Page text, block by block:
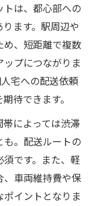
ップ成功談
選びとは
しない仕事選
徴まとめ
入条件ポイン
選定基準
の働き方比較
づく実践法
は、都心部への
ます。駅周辺や
め、短距離で複数
プにつながりま
宅への配送依頼
待できます。
によっては渋滞
。配送ルートの
です。また、軽
、車両維持費や保
イントとなりま